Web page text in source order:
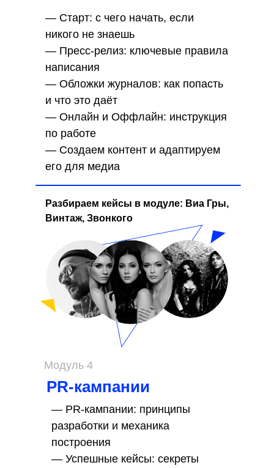
— Старт: с чего начать, если
никого не знаешь
— Пресс-релиз: ключевые правила
написания
— Обложки журналов: как попасть
и что это даёт
— Онлайн и Оффлайн: инструкция
по работе
— Создаем контент и адаптируем
его для медиа
Разбираем кейсы в модуле: Виа Гры,
Винтаж, Звонкого
PR-кампании
— PR-кампании: принципы
разработки и механика
построения
— Успешные кейсы: секреты
Модуль 4